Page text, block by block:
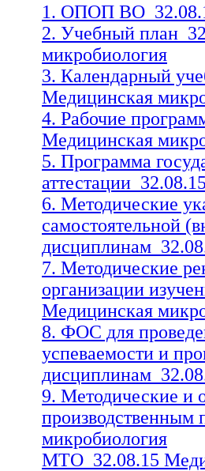
1. ОПОП
2. Учебный
микробиология
3. Календарный
Медицинская
4. Рабочие
Медицинская
5. Программа
6. Методические
самостоятельной
7. Методические
организации
Медицинская
8. ФОС для
успеваемости и
9. Методические и
производственным
микробиология
МТО_32.08.15